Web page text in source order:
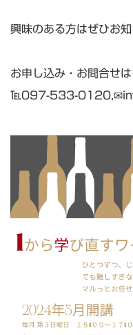
興味のある方はぜひお知
お申し込み・お問合せ
℡097-533-